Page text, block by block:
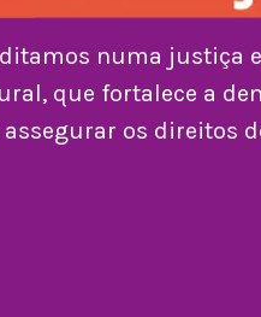
numa justiça
que fortalece a
assegurar os direitos